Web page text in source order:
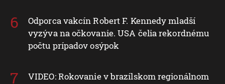
Odporca vakcín Robert F. Kennedy mladší
vyzýva na očkovanie. USA čelia rekordnému
počtu prípadov osýpok
VIDEO: Rokovanie v brazílskom regionálnom